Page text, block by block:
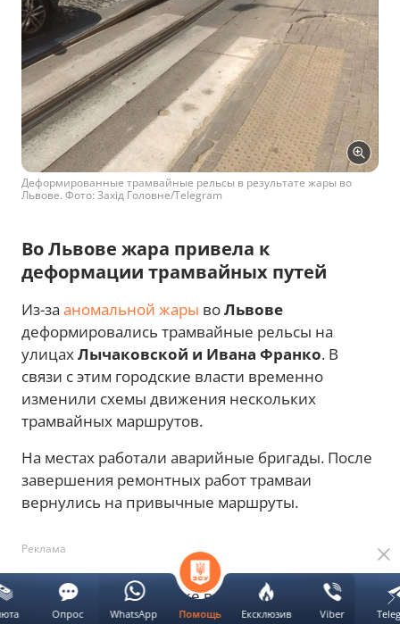
Деформированные трамвайные рельсы в результате жары во
Львове. Фото: Захід Головне/Telegram
Во Львове жара привела к
деформации трамвайных путей
Из-за аномальной жары воЛьвове
деформировались трамвайные рельсы на
улицахЛычаковской и Ивана Франко. В
связи с этим городские власти временно
изменили схемы движения нескольких
трамвайных маршрутов.
На местах работали аварийные бригады. После
завершения ремонтных работ трамваи
вернулись на привычные маршруты.
Реклама
На ул. Лычаковской уже возобновили
движение трамваи № 1, 2 и 7. На ул. Франко
Помощь Ексклюзив Viber
Опрос WhatsApp